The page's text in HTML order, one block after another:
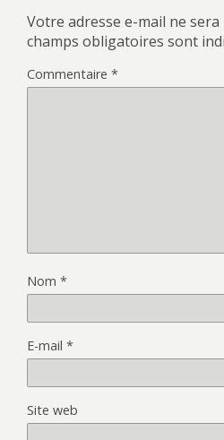
Votre adresse e-mail ne sera
champs obligatoires sont
Commentaire *
Nom *
E-mail *
Site web